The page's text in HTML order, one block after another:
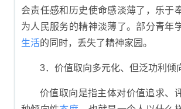
会责任感和历史使命感淡薄了，乐于
为人民服务的精神淡薄了。部分青年
生活的同时，丢失了精神家园。
3．价值取向多元化、但泛功利倾
价值取向是指主体对价值追求、